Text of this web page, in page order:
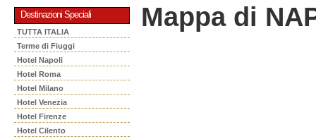
Destinazioni Speciali
TUTTA ITALIA
Terme di Fiuggi
Hotel Napoli
Hotel Roma
Hotel Milano
Hotel Venezia
Hotel Firenze
Hotel Cilento
Mappa di